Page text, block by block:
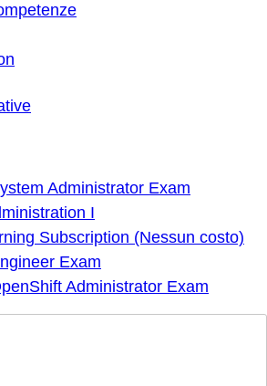
Administrator Exam
I
Subscription (Nessun costo)
Exam
Administrator Exam